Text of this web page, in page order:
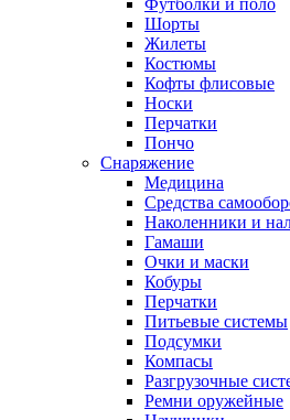
Футболки и поло
Шорты
Жилеты
Костюмы
Кофты флисовые
Носки
Перчатки
Пончо
Снаряжение
Медицина
Средства
Наколенники и
Гамаши
Очки и маски
Кобуры
Перчатки
Питьевые системы
Подсумки
Компасы
Разгрузочные
Ремни оружейные